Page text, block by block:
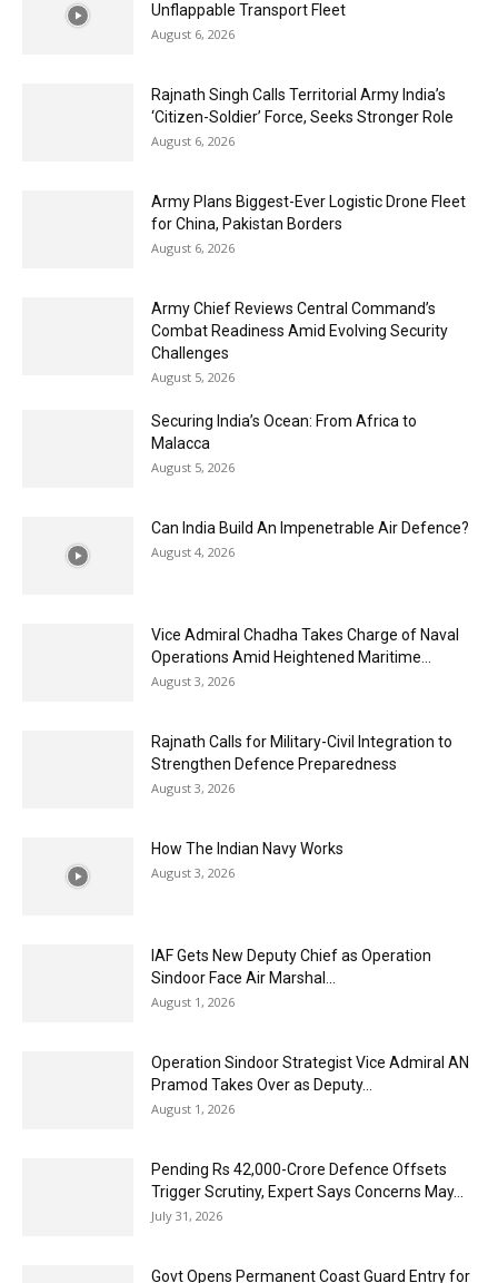
Unflappable Transport Fleet
August 6, 2026
Rajnath Singh Calls Territorial Army India’s
‘Citizen-Soldier’ Force, Seeks Stronger Role
August 6, 2026
Army Plans Biggest-Ever Logistic Drone Fleet
for China, Pakistan Borders
August 6, 2026
Army Chief Reviews Central Command’s
Combat Readiness Amid Evolving Security
Challenges
August 5, 2026
Securing India’s Ocean: From Africa to
Malacca
August 5, 2026
Can India Build An Impenetrable Air Defence?
August 4, 2026
Vice Admiral Chadha Takes Charge of Naval
Operations Amid Heightened Maritime...
August 3, 2026
Rajnath Calls for Military-Civil Integration to
Strengthen Defence Preparedness
August 3, 2026
How The Indian Navy Works
August 3, 2026
IAF Gets New Deputy Chief as Operation
Sindoor Face Air Marshal...
August 1, 2026
Operation Sindoor Strategist Vice Admiral AN
Pramod Takes Over as Deputy...
August 1, 2026
Pending Rs 42,000-Crore Defence Offsets
Trigger Scrutiny, Expert Says Concerns May...
July 31, 2026
Govt Opens Permanent Coast Guard Entry for